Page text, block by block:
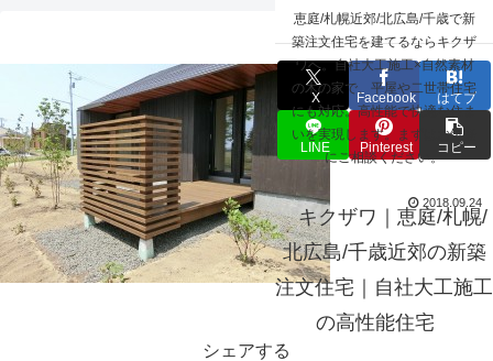
恵庭/札幌近郊/北広島/千歳で新
築注文住宅を建てるならキクザ
ワへ。自社大工施工×自然素材
の木の家で、平屋や二世帯住宅
にも対応。高性能で快適な住ま
いを実現します。まずはお気軽
にご相談ください。
キクザワ｜恵庭/札幌/
北広島/千歳近郊の新築
注文住宅｜自社大工施工
の高性能住宅
☰
A004 040
X Facebook はてブ
LINE Pinterest コピー
2018.09.24
シェアする